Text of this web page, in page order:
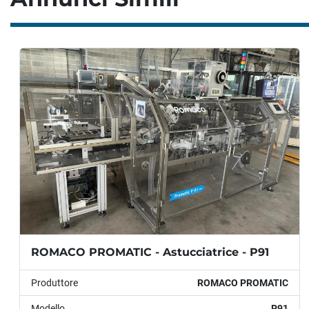
ROMACO PROMATIC - Astucciatrice - P91
Produttore ROMACO PROMATIC